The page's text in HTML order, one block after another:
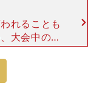
れることも
大会中の選
ができるの
に値するの